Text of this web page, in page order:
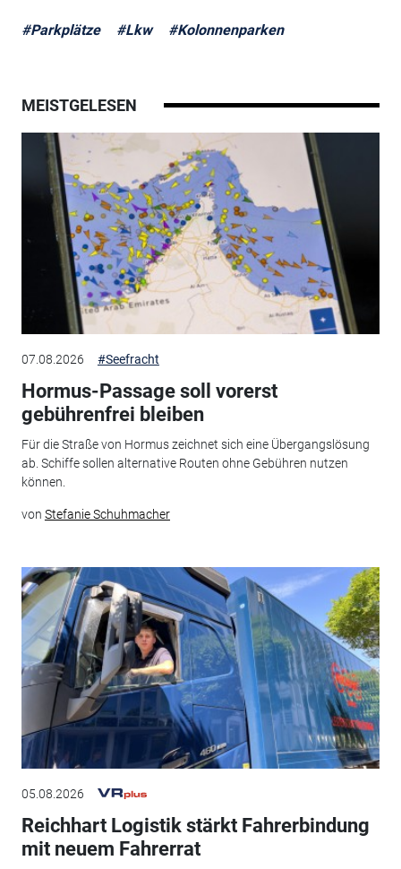
#Parkplätze #Lkw #Kolonnenparken
MEISTGELESEN
07.08.2026 #Seefracht
Hormus-Passage soll vorerst
gebührenfrei bleiben
Für die Straße von Hormus zeichnet sich eine Übergangslösung
ab. Schiffe sollen alternative Routen ohne Gebühren nutzen
können.
von Stefanie Schuhmacher
05.08.2026
Reichhart Logistik stärkt Fahrerbindung
mit neuem Fahrerrat